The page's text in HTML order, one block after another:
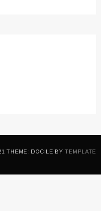
THEME: DOCILE BYTEMPLATE